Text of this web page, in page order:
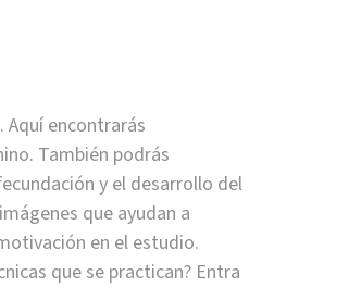
. Aquí encontrarás
También podrás
y el desarrollo del
que ayudan a
en el estudio.
que se practican? Entra